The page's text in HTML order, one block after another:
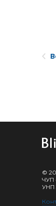
©
ЧУП
УНП